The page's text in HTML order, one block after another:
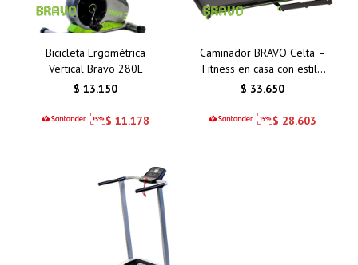
Bicicleta Ergométrica
Vertical Bravo 280E
$ 13.150
$ 11.178
Caminador BRAVO Celta –
Fitness en casa con estilo
y funcionalidad
$ 33.650
$ 28.603